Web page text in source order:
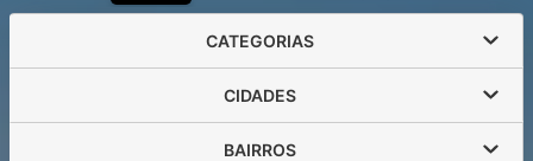
CATEGORIAS
CIDADES
BAIRROS